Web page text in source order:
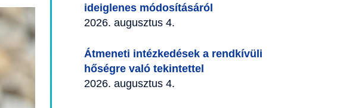
ideiglenes módosításáról
2026. augusztus 4.
Átmeneti intézkedések a rendkívüli
hőségre való tekintettel
2026. augusztus 4.